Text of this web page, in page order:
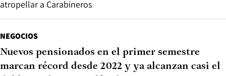
atropellar a Carabineros
NEGOCIOS
Nuevos pensionados en el primer semestre
marcan récord desde 2022 y ya alcanzan casi el